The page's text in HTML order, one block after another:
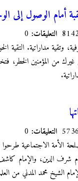
أمام الوصول إلى
التعليقات:
وتقية مداراتية.
المؤمنين الخطر،
التعليقات:
الأمة الاجتماعية
شرف الدين، والإمام
الشيخ محمد المدني من